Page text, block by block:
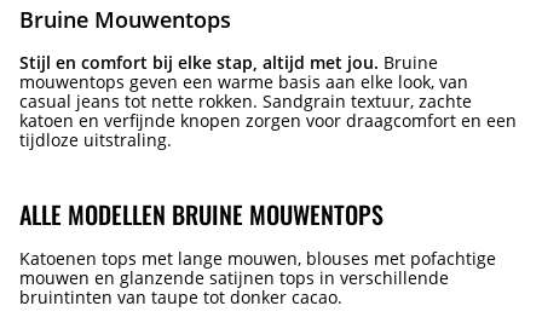
Bruine Mouwentops
Stijl en comfort bij elke stap, altijd met jou. Bruine
mouwentops geven een warme basis aan elke look, van
casual jeans tot nette rokken. Sandgrain textuur, zachte
katoen en verfijnde knopen zorgen voor draagcomfort en een
tijdloze uitstraling.
ALLE MODELLEN BRUINE MOUWENTOPS
Katoenen tops met lange mouwen, blouses met pofachtige
mouwen en glanzende satijnen tops in verschillende
bruintinten van taupe tot donker cacao.